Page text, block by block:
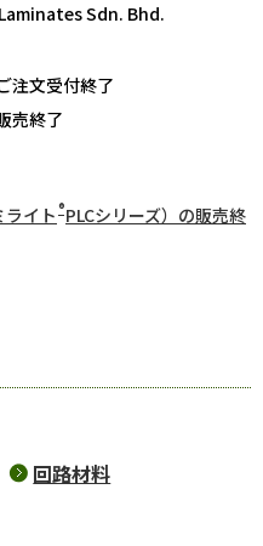
Sdn. Bhd.
注文受付終了
売終了
イト ®PLCシリーズ）の販売終
回路材料